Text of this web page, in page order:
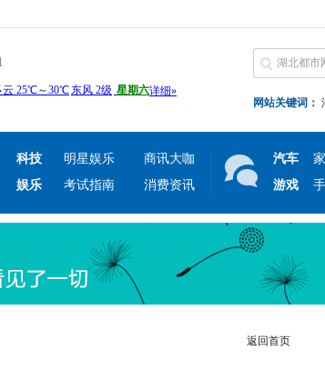
网站关键词：
科技 明星娱乐
商讯大咖
娱乐
考试指南 消费资讯
汽车
游戏
返回首页